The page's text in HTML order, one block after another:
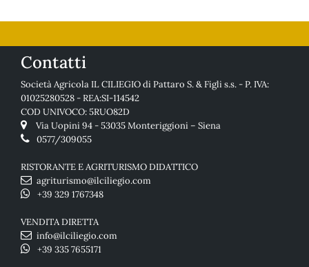
Contatti
Società Agricola IL CILIEGIO di Pattaro S. & Figli s.s. - P. IVA:
01025280528 - REA:SI-114542
COD UNIVOCO: 5RUO82D
Via Uopini 94 - 53035 Monteriggioni – Siena
0577/309055
RISTORANTE E AGRITURISMO DIDATTICO
agriturismo@ilciliegio.com
+39 329 1767348
VENDITA DIRETTA
info@ilciliegio.com
+39 335 7655171